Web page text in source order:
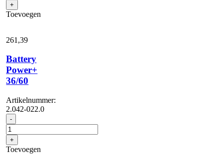
+
Toevoegen
261,39
Battery
Power+
36/60
Artikelnummer:
2.042-022.0
- Battery
Power+
36/60
aantal
+
Toevoegen